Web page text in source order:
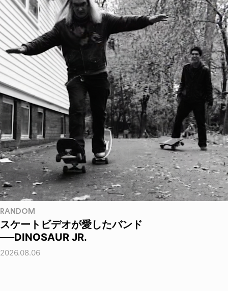
RANDOM
スケートビデオが愛したバンド
──DINOSAUR JR.
2026.08.06